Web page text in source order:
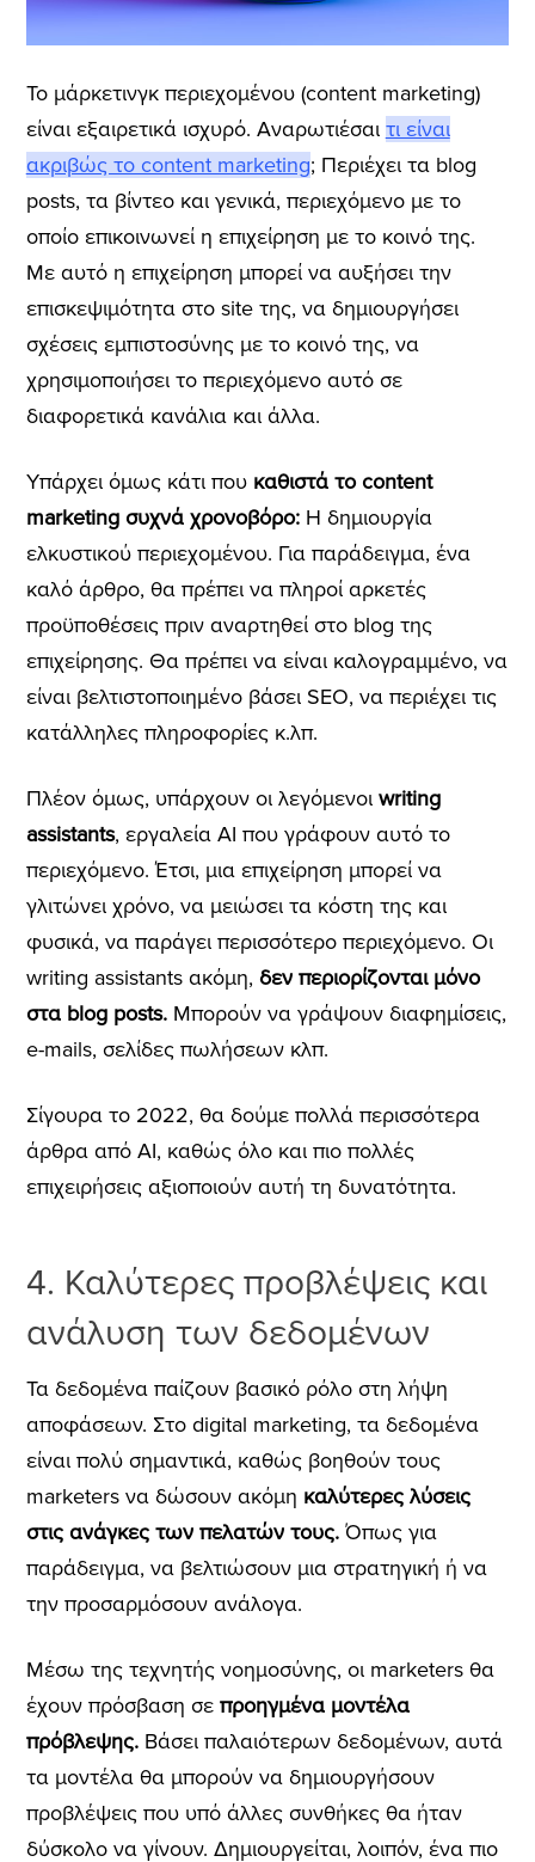
To μάρκετινγκ περιεχομένου (content marketing)
είναι εξαιρετικά ισχυρό. Αναρωτιέσαι τι είναι
ακριβώς το content marketing; Περιέχει τα blog
posts, τα βίντεο και γενικά, περιεχόμενο με το
οποίο επικοινωνεί η επιχείρηση με το κοινό της.
Με αυτό η επιχείρηση μπορεί να αυξήσει την
επισκεψιμότητα στο site της, να δημιουργήσει
σχέσεις εμπιστοσύνης με το κοινό της, να
χρησιμοποιήσει το περιεχόμενο αυτό σε
διαφορετικά κανάλια και άλλα.
Υπάρχει όμως κάτι που καθιστά το content
marketing συχνά χρονοβόρο: Η δημιουργία
ελκυστικού περιεχομένου. Για παράδειγμα, ένα
καλό άρθρο, θα πρέπει να πληροί αρκετές
προϋποθέσεις πριν αναρτηθεί στο blog της
επιχείρησης. Θα πρέπει να είναι καλογραμμένο, να
είναι βελτιστοποιημένο βάσει SEO, να περιέχει τις
κατάλληλες πληροφορίες κ.λπ.
Πλέον όμως, υπάρχουν οι λεγόμενοι writing
assistants, εργαλεία AI που γράφουν αυτό το
περιεχόμενο. Έτσι, μια επιχείρηση μπορεί να
γλιτώνει χρόνο, να μειώσει τα κόστη της και
φυσικά, να παράγει περισσότερο περιεχόμενο. Οι
writing assistants ακόμη, δεν περιορίζονται μόνο
στα blog posts. Μπορούν να γράψουν διαφημίσεις,
e-mails, σελίδες πωλήσεων κλπ.
Σίγουρα το 2022, θα δούμε πολλά περισσότερα
άρθρα από AI, καθώς όλο και πιο πολλές
επιχειρήσεις αξιοποιούν αυτή τη δυνατότητα.
4. Καλύτερες προβλέψεις και
ανάλυση των δεδομένων
Τα δεδομένα παίζουν βασικό ρόλο στη λήψη
αποφάσεων. Στο digital marketing, τα δεδομένα
είναι πολύ σημαντικά, καθώς βοηθούν τους
marketers να δώσουν ακόμη καλύτερες λύσεις
στις ανάγκες των πελατών τους. Όπως για
παράδειγμα, να βελτιώσουν μια στρατηγική ή να
την προσαρμόσουν ανάλογα.
Μέσω της τεχνητής νοημοσύνης, οι marketers θα
έχουν πρόσβαση σε προηγμένα μοντέλα
πρόβλεψης. Βάσει παλαιότερων δεδομένων, αυτά
τα μοντέλα θα μπορούν να δημιουργήσουν
προβλέψεις που υπό άλλες συνθήκες θα ήταν
δύσκολο να γίνουν. Δημιουργείται, λοιπόν, ένα πιο